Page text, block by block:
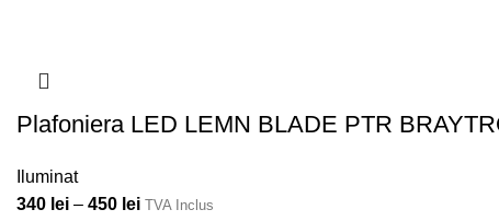
Plafoniera LED LEMN BLADE PTR
Iluminat
340 lei – 450 lei TVA Inclus